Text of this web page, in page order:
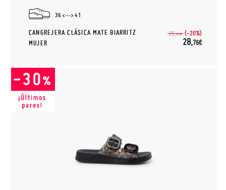
36 41
CANGREJERA CLÁSICA MATE BIARRITZ
MUJER
35,95€ (-20%)
28,76€